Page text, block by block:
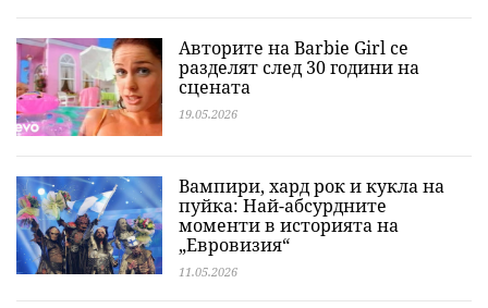
Авторите на Barbie Girl се
разделят след 30 години на
сцената
19.05.2026
Вампири, хард рок и кукла на
пуйка: Най-абсурдните
моменти в историята на
„Евровизия“
11.05.2026